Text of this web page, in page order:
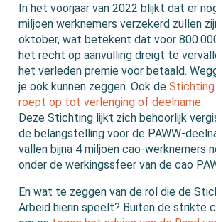
In het voorjaar van 2022 blijkt dat er
miljoen werknemers verzekerd zullen
oktober, wat betekent dat voor
het recht op aanvulling dreigt te
het verleden premie voor betaald.
je ook kunnen zeggen. Ook deStichting
roept op tot verlenging of deelname.
Deze Stichting lijkt zich behoorlijk
de belangstelling voor de PAWW-
vallen bijna 4 miljoen cao-werknemers
onder de werkingssfeer van de cao
En wat te zeggen van de rol die de
Arbeid hierin speelt? Buiten de strikte